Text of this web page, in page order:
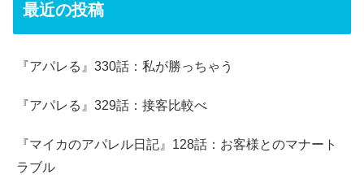
最近の投稿
『アパレる』330話：私が勝っちゃう
『アパレる』329話：接客比較べ
『マイカのアパレル日記』128話：お客様とのマナート
ラブル